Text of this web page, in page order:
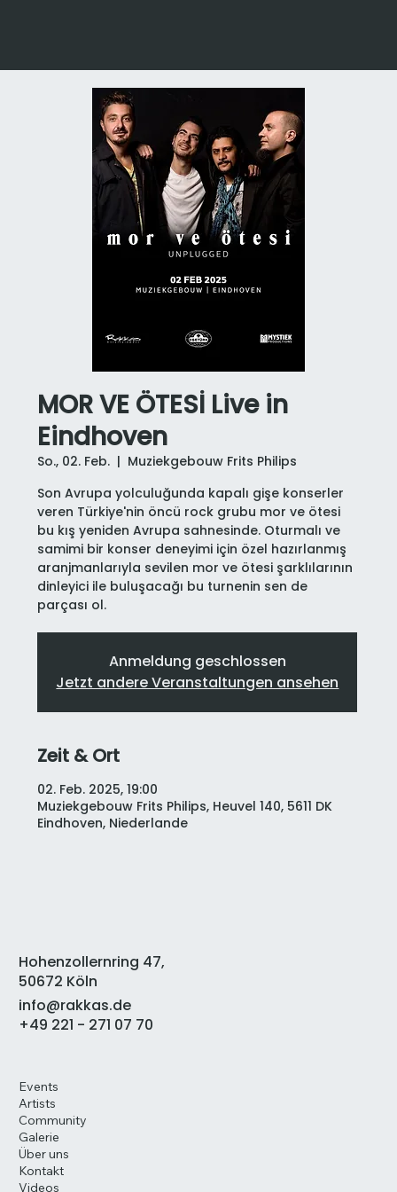
MOR VE ÖTESİ Live in
Eindhoven
So., 02. Feb.
  |
Muziekgebouw Frits Philips
Son Avrupa yolculuğunda kapalı gişe konserler
veren Türkiye'nin öncü rock grubu mor ve ötesi
bu kış yeniden Avrupa sahnesinde. Oturmalı ve
samimi bir konser deneyimi için özel hazırlanmış
aranjmanlarıyla sevilen mor ve ötesi şarklılarının
dinleyici ile buluşacağı bu turnenin sen de
parçası ol.
Anmeldung geschlossen
Jetzt andere Veranstaltungen ansehen
Zeit & Ort
02. Feb. 2025, 19:00
Muziekgebouw Frits Philips, Heuvel 140, 5611 DK
Eindhoven, Niederlande
Hohenzollernring 47,
50672 Köln
info@rakkas.de
+49 221 - 271 07 70
Events
Artists
Community
Galerie
Über uns
Kontakt
Videos